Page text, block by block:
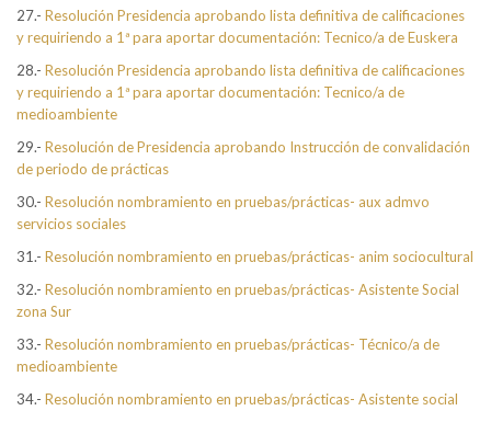
27.- Resolución Presidencia aprobando lista definitiva de calificaciones
y requiriendo a 1ª para aportar documentación: Tecnico/a de Euskera
28.- Resolución Presidencia aprobando lista definitiva de calificaciones
y requiriendo a 1ª para aportar documentación: Tecnico/a de
medioambiente
29.- Resolución de Presidencia aprobando Instrucción de convalidación
de periodo de prácticas
30.- Resolución nombramiento en pruebas/prácticas- aux admvo
servicios sociales
31.- Resolución nombramiento en pruebas/prácticas- anim sociocultural
32.- Resolución nombramiento en pruebas/prácticas- Asistente Social
zona Sur
33.- Resolución nombramiento en pruebas/prácticas- Técnico/a de
medioambiente
34.- Resolución nombramiento en pruebas/prácticas- Asistente social